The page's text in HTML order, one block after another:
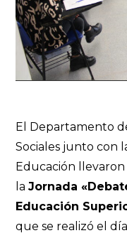
El Departamento
Sociales junto con
Educación
laJornada
Educación
que se realizó el